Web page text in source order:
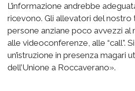
L’informazione andrebbe
ricevono. Gli allevatori del
persone anziane poco avvezzi al
alle videoconferenze, alle “call”.
un’istruzione in presenza magari
dell’Unione a Roccaverano».